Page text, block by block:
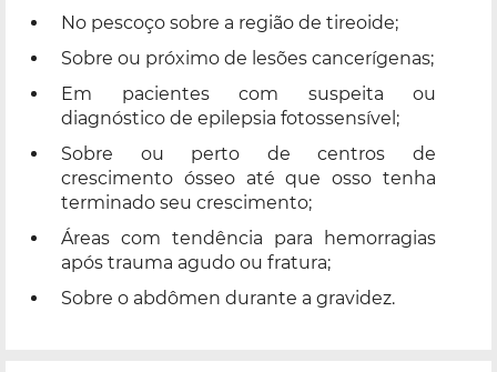
No pescoço sobre a região de tireoide;
Sobre ou próximo de lesões cancerígenas;
Em pacientes com suspeita ou
diagnóstico de epilepsia fotossensível;
Sobre ou perto de centros de
crescimento ósseo até que osso tenha
terminado seu crescimento;
Áreas com tendência para hemorragias
após trauma agudo ou fratura;
Sobre o abdômen durante a gravidez.